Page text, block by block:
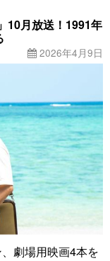
10月放送！1991年
2026年4月9日
劇場用映画4本を